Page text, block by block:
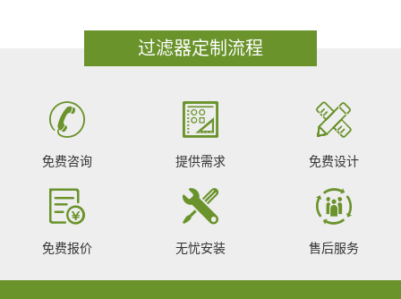
过滤器定制流程
免费咨询 提供需求 免费设计
免费报价 无忧安装 售后服务